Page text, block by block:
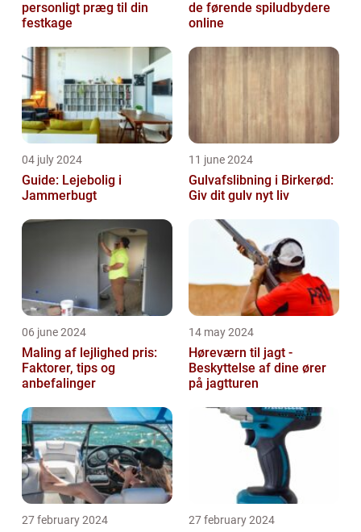
personligt præg til din
festkage
de førende spiludbydere
online
04 july 2024
Guide: Lejebolig i
Jammerbugt
11 june 2024
Gulvafslibning i Birkerød:
Giv dit gulv nyt liv
06 june 2024
Maling af lejlighed pris:
Faktorer, tips og
anbefalinger
14 may 2024
Høreværn til jagt -
Beskyttelse af dine ører
på jagtturen
27 february 2024 27 february 2024